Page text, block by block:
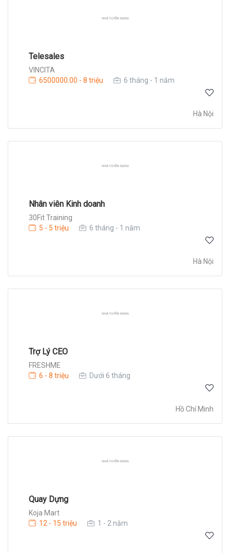
Telesales
VINCITA
6500000.00 - 8 triệu
6 tháng - 1 năm
Hà Nội
Nhân viên Kinh doanh
30Fit Training
5 - 5 triệu
6 tháng - 1 năm
Hà Nội
Trợ Lý CEO
FRESHME
6 - 8 triệu
Dưới 6 tháng
Hồ Chí Minh
Quay Dựng
Koja Mart
12 - 15 triệu
1 - 2 năm